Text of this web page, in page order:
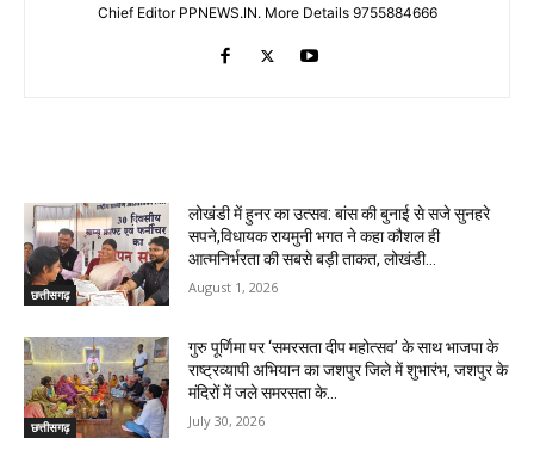
Chief Editor PPNEWS.IN. More Details 9755884666
छत्तीसगढ़
लोखंडी में हुनर का उत्सव: बांस की बुनाई से सजे सुनहरे
सपने,विधायक रायमुनी भगत ने कहा कौशल ही
आत्मनिर्भरता की सबसे बड़ी ताकत, लोखंडी...
August 1, 2026
छत्तीसगढ़
गुरु पूर्णिमा पर ‘समरसता दीप महोत्सव’ के साथ भाजपा के
राष्ट्रव्यापी अभियान का जशपुर जिले में शुभारंभ, जशपुर के
मंदिरों में जले समरसता के...
July 30, 2026